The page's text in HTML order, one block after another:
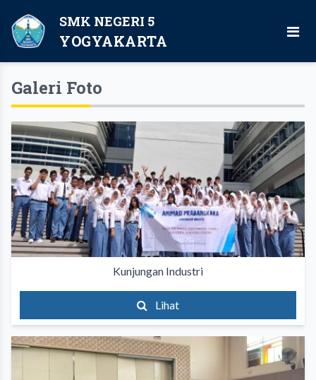
SMK NEGERI 5
YOGYAKARTA
Galeri Foto
Kunjungan Industri
Lihat